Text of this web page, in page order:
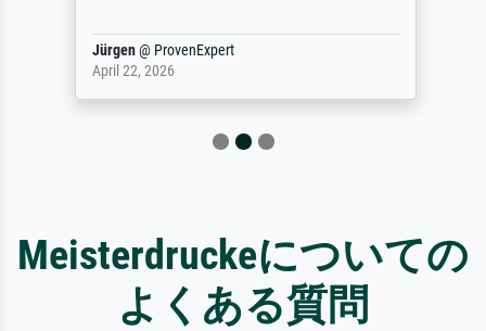
Jürgen@ ProvenExpert
April 22, 2026
Meisterdruckeについての
よくある質問